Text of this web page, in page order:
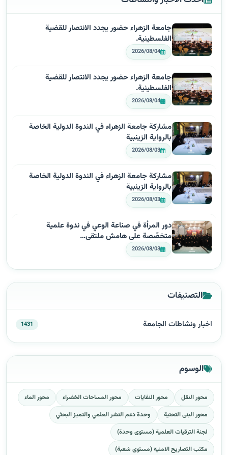
جامعة الزهراء حضور يجدد الانتصار للقضية
الفلسطينية.
2026/08/04
جامعة الزهراء حضور يجدد الانتصار للقضية
الفلسطينية.
2026/08/04
مشاركة جامعة الزهراء في الندوة الدولية الخاصة
بالرواية الزينبية
2026/08/03
مشاركة جامعة الزهراء في الندوة الدولية الخاصة
بالرواية الزينبية
2026/08/03
دور المرأة في صناعة الوعي في ندوة علمية
متخصّصة على هامش ملتقى…
2026/08/03
التصنيفات
اخبار ونشاطات الجامعة 1431
الوسوم
محور النقل محور النفايات محور المساحات الخضراء
محور الماء
محور البنى التحتية
وحدة دعم النشر العلمي والتميز البحثي
لجنة الترقيات العلمية (مستوى وحدة)
مكتب التصاريح الامنية (مستوى شعبة)